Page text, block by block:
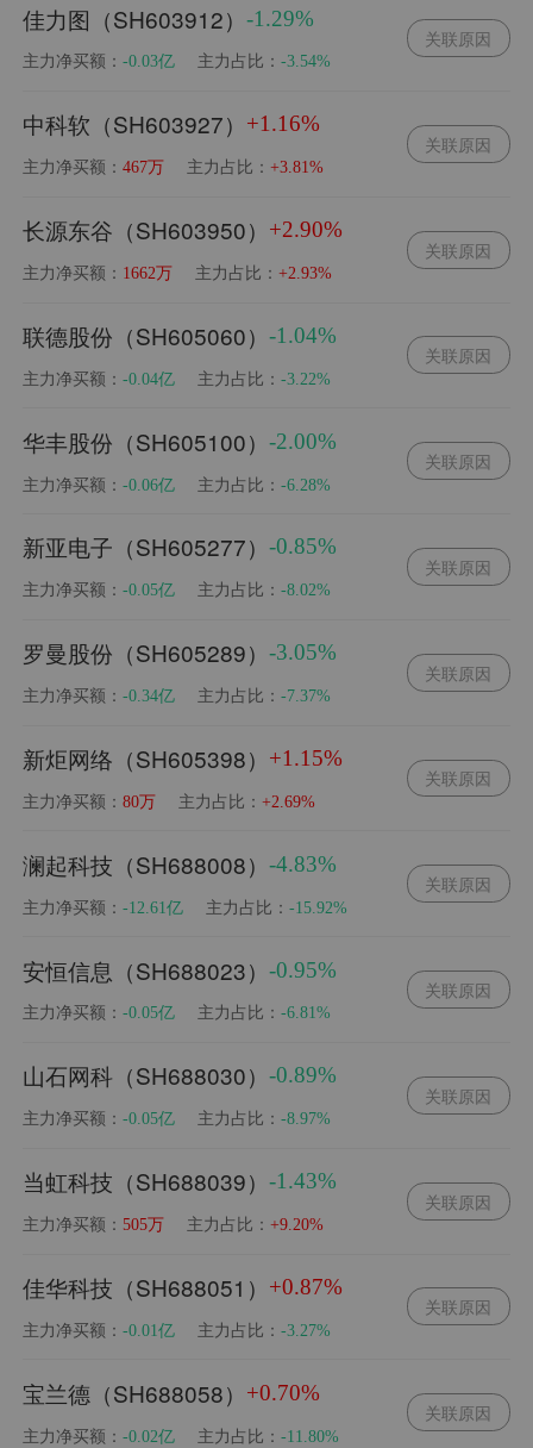
佳力图（SH603912）-1.29%
主力净买额：-0.03亿 主力占比：-3.54%
关联原因
中科软（SH603927） +1.16%
主力净买额：467万 主力占比：+3.81%
关联原因
长源东谷（SH603950） +2.90%
主力净买额： 1662万 主力占比：+2.93%
关联原因
联德股份（SH605060）-1.04%
主力净买额：-0.04亿 主力占比：-3.22%
关联原因
华丰股份（SH605100）-2.00%
主力净买额：-0.06亿 主力占比：-6.28%
关联原因
新亚电子（SH605277）-0.85%
主力净买额：-0.05亿 主力占比：-8.02%
关联原因
罗曼股份（SH605289）-3.05%
主力净买额：-0.34亿 主力占比：-7.37%
关联原因
新炬网络（SH605398） +1.15%
主力净买额：80万 主力占比：+2.69%
关联原因
澜起科技（SH688008）-4.83%
主力净买额：-12.61亿 主力占比：-15.92%
关联原因
安恒信息（SH688023）-0.95%
主力净买额：-0.05亿 主力占比：-6.81%
关联原因
山石网科（SH688030）-0.89%
主力净买额：-0.05亿 主力占比：-8.97%
关联原因
当虹科技（SH688039）-1.43%
主力净买额： 505万 主力占比：+9.20%
关联原因
佳华科技（SH688051） +0.87%
主力净买额：-0.01亿 主力占比：-3.27%
关联原因
宝兰德（SH688058） +0.70%
主力净买额：-0.02亿 主力占比：-11.80%
关联原因